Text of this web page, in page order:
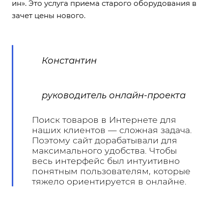
ин». Это услуга приема старого оборудования в
зачет цены нового.
Константин
руководитель онлайн-проекта
Поиск товаров в Интернете для
наших клиентов — сложная задача.
Поэтому сайт дорабатывали для
максимального удобства. Чтобы
весь интерфейс был интуитивно
понятным пользователям, которые
тяжело ориентируется в онлайне.